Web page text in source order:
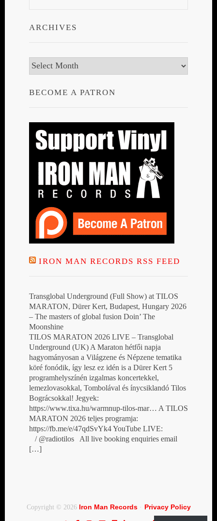
ARCHIVES
Archives
BECOME A PATRON
IRON MAN RECORDS RSS FEED
Transglobal Underground (Full Show) at TILOS
MARATON, Dürer Kert, Budapest, Hungary 2026
– The masters of global fusion Doin’ The
Moonshine
TILOS MARATON 2026 LIVE – Transglobal
Underground (UK) A Maraton hétfői napja
hagyományosan a Világzene és Népzene tematika
köré fonódik, így lesz ez idén is a Dürer Kert 5
programhelyszínén izgalmas koncertekkel,
lemezlovasokkal, Tombolával és ínycsiklandó Tilos
Bográcsokkal! Jegyek:
https://www.tixa.hu/warmnup-tilos-mar… A TILOS
MARATON 2026 teljes programja:
https://fb.me/e/47qdSvYk4 YouTube LIVE:
/ @radiotilos All live booking enquiries email
[…]
Copyright © 2026 Iron Man Records· Privacy Policy